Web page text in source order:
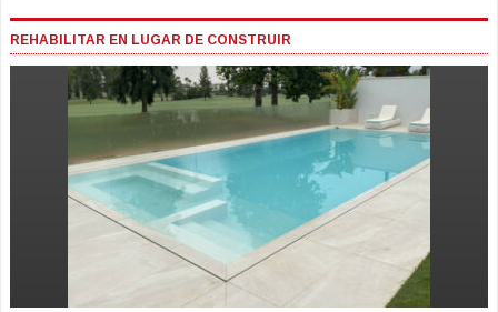
REHABILITAR EN LUGAR DE CONSTRUIR